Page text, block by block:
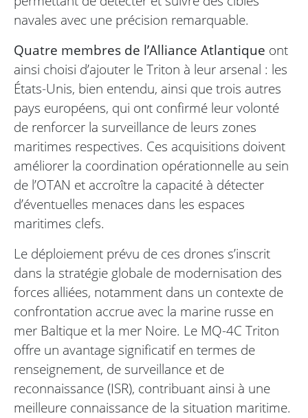
navales avec une précision remarquable.
Quatre membres de l’Alliance Atlantique ont
ainsi choisi d’ajouter le Triton à leur arsenal : les
États-Unis, bien entendu, ainsi que trois autres
pays européens, qui ont confirmé leur volonté
de renforcer la surveillance de leurs zones
maritimes respectives. Ces acquisitions doivent
améliorer la coordination opérationnelle au sein
de l’OTAN et accroître la capacité à détecter
d’éventuelles menaces dans les espaces
maritimes clefs.
Le déploiement prévu de ces drones s’inscrit
dans la stratégie globale de modernisation des
forces alliées, notamment dans un contexte de
confrontation accrue avec la marine russe en
mer Baltique et la mer Noire. Le MQ-4C Triton
offre un avantage significatif en termes de
renseignement, de surveillance et de
reconnaissance (ISR), contribuant ainsi à une
meilleure connaissance de la situation maritime.